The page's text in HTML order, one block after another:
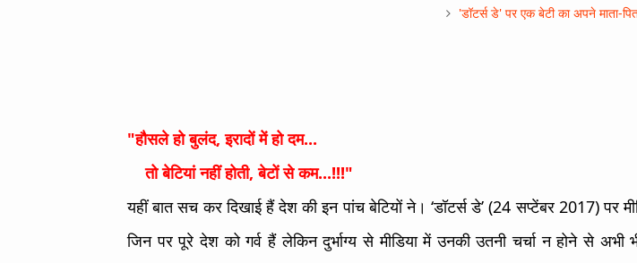
'डॉटर्स डे' पर एक बेटी का अपने माता-
"हौसले हो बुलंद, इरादों में हो दम...
तो बेटियां नहीं होती, बेटों से कम...!!!"
यहीं बात सच कर दिखाई हैं देश की इन पांच बेटियों ने। ‘डॉटर्स डे’ (24 सप्टेंबर 2017)पर
जिन पर पूरे देश को गर्व हैं लेकिन दुर्भाग्य से मीडिया में उनकी उतनी चर्चा न होने से अभी